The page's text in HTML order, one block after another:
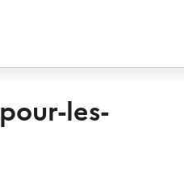
les-